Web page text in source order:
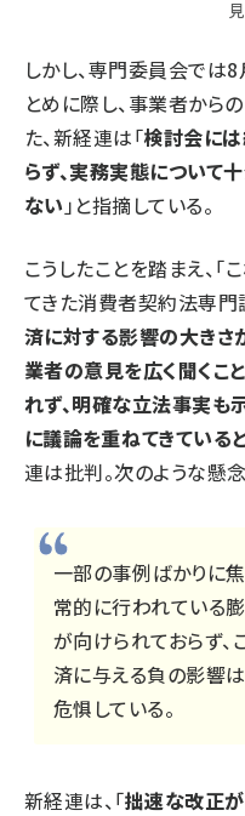
しかし、専門委員会では
とめに際し、事業者から
た、新経連は「検討会に
らず、実務実態について
ない 」と指摘している。
こうしたことを踏まえ、
てきた消費者契約法専門
済に対する影響の大きさ
業者の意見を広く聞くこ
れず、明確な立法事実も
に議論を重ねてきてい
連は批判。次のような懸
一部の事例ばかりに
常的に行われている
が向けられておらず
済に与える負の影響
危惧している。
新経連は、「拙速な改正が